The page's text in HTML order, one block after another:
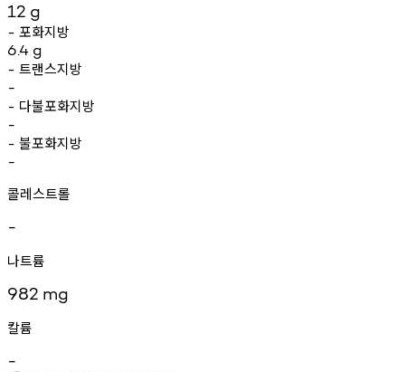
12 g
- 포화지방
6.4 g
- 트랜스지방
-
- 다불포화지방
-
- 불포화지방
-
콜레스트롤
-
나트륨
982 mg
칼륨
-